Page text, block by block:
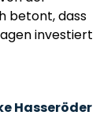
betont, dass
investiert
Hasseröder